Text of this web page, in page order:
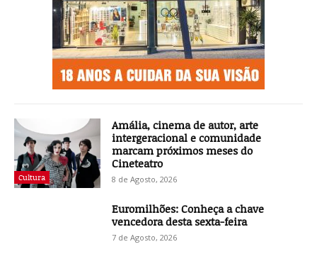
Cultura
Amália, cinema de autor, arte
intergeracional e comunidade
marcam próximos meses do
Cineteatro
8 de Agosto, 2026
Euromilhões: Conheça a chave
vencedora desta sexta-feira
7 de Agosto, 2026